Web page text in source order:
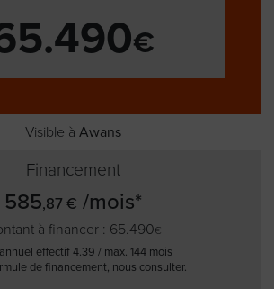
€
Visible à Awans
Financement
585,87 € /mois*
à financer : 65.490€
effectif 4.39 / max. 144 mois
de financement, nous consulter.